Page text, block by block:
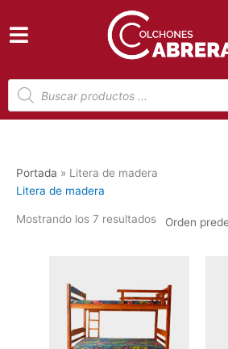
contenido
Búsqueda
de
productos
Portada » Litera de madera
Litera de madera
Mostrando los 7 resultados